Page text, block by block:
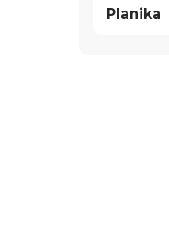
Planika